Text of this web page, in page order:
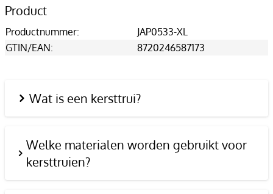
Product
Productnummer:
JAP0533-XL
GTIN/EAN:
8720246587173
Wat is een kersttrui?
Welke materialen worden gebruikt voor
kersttruien?